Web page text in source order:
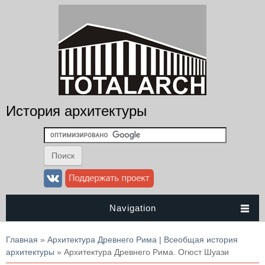
История архитектуры
Navigation
Вы здесь
Главная » Архитектура Древнего Рима | Всеобщая история
архитектуры » Архитектура Древнего Рима. Огюст Шуази